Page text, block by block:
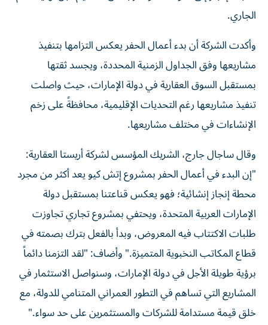
الجاري.
وأكدت الشركة أن بدء أعمال الحفر يعكس التزامها بتنفيذ
مشاريعها وفق الجداول الزمنية المحددة، ويجسد ثقتها
بمستقبل السوق العقارية في دولة الإمارات، حيث واصلت
تنفيذ مشاريعها رغم التحديات الإقليمية، محافظةً على زخم
الإنشاءات في مختلف مشاريعها.
وقال ساجال جارج، الشريك المؤسس لشركة أريستا العقارية:
"إن البدء في أعمال الحفر بمشروع إتش كيو يعد أكثر من مجرد
محطة إنجاز إنشائية؛ فهو يعكس قناعتنا بمستقبل دولة
الإمارات العربية المتحدة، ويحتفي بمشروع تجاري تجاوزت
طلبات الاكتتاب فيه المعروض، وبدأ بالفعل بترك بصمته في
قطاع المكاتب النخبوية المتميزة." وأضاف: "لقد التزمنا دائماً
برؤية طويلة الأجل في دولة الإمارات، وسنواصل الاستثمار في
المشاريع التي تساهم في التطور العمراني المتنامي للدولة، مع
خلق قيمة مستدامة للشركات والمستثمرين على حد سواء."